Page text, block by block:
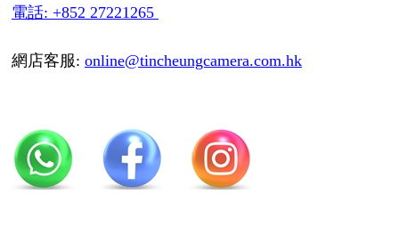
電話: +852 27221265
網店客服: online@tincheungcamera.com.hk